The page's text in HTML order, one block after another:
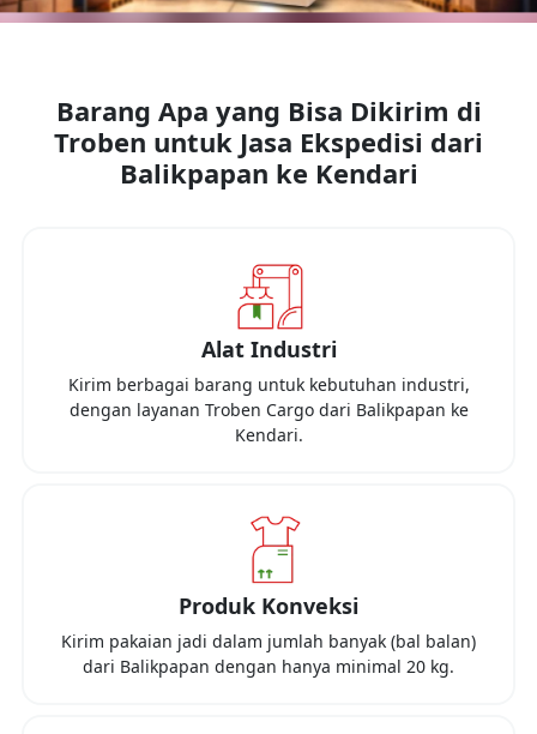
Barang Apa yang Bisa Dikirim di
Troben untuk Jasa Ekspedisi dari
Balikpapan ke Kendari
Alat Industri
Kirim berbagai barang untuk kebutuhan industri,
dengan layanan Troben Cargo dari Balikpapan ke
Kendari.
Produk Konveksi
Kirim pakaian jadi dalam jumlah banyak (bal balan)
dari Balikpapan dengan hanya minimal 20 kg.